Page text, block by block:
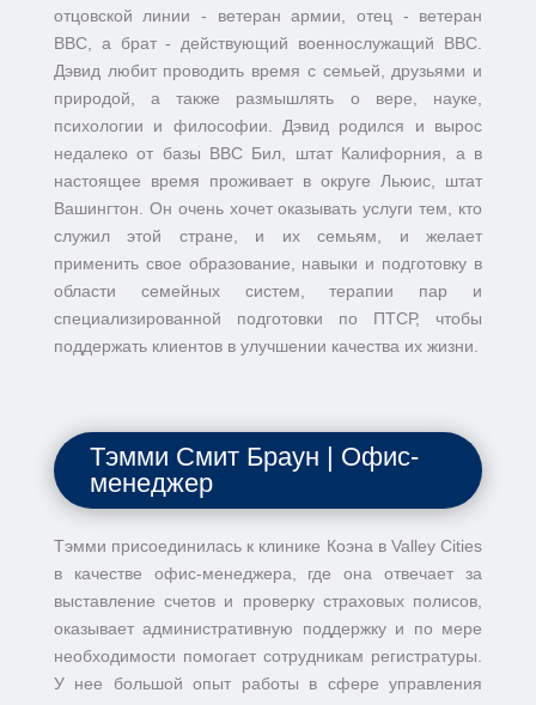
отцовской линии - ветеран армии, отец - ветеран
ВВС, а брат - действующий военнослужащий ВВС.
Дэвид любит проводить время с семьей, друзьями и
природой, а также размышлять о вере, науке,
психологии и философии. Дэвид родился и вырос
недалеко от базы ВВС Бил, штат Калифорния, а в
настоящее время проживает в округе Льюис, штат
Вашингтон. Он очень хочет оказывать услуги тем, кто
служил этой стране, и их семьям, и желает
применить свое образование, навыки и подготовку в
области семейных систем, терапии пар и
специализированной подготовки по ПТСР, чтобы
поддержать клиентов в улучшении качества их жизни.
Тэмми Смит Браун | Офис-
менеджер
Тэмми присоединилась к клинике Коэна в Valley Cities
в качестве офис-менеджера, где она отвечает за
выставление счетов и проверку страховых полисов,
оказывает административную поддержку и по мере
необходимости помогает сотрудникам регистратуры.
У нее большой опыт работы в сфере управления